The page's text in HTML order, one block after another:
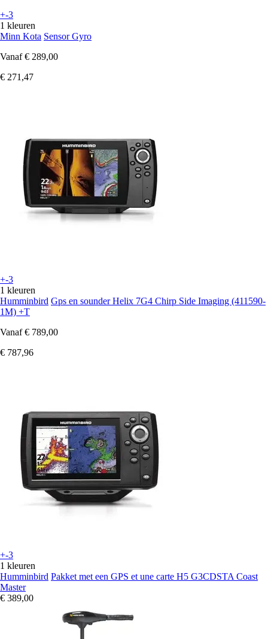
+-3
1 kleuren
Minn Kota Sensor Gyro
Vanaf € 289,00
€ 271,47
+-3
1 kleuren
Humminbird Gps en sounder Helix 7G4 Chirp Side Imaging (411590-
1M) +T
Vanaf € 789,00
€ 787,96
+-3
1 kleuren
Humminbird Pakket met een GPS et une carte H5 G3CDSTA Coast
Master
€ 389,00